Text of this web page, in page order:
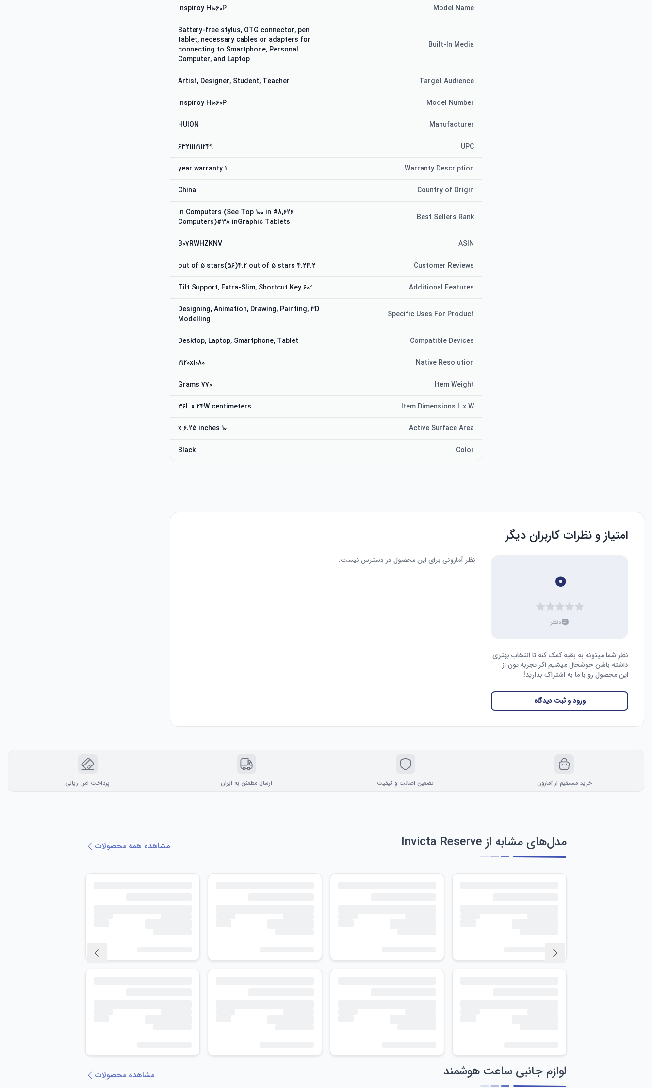
Model Name
Inspiroy H1060P
Built-In Media
Battery-free stylus, OTG connector, pen
tablet, necessary cables or adapters for
connecting to Smartphone, Personal
Computer, and Laptop
Target Audience
Artist, Designer, Student, Teacher
Model Number
Inspiroy H1060P
Manufacturer
HUION
UPC
632111191249
Warranty Description
1 year warranty
Country of Origin
China
Best Sellers Rank
#8,626 in Computers (See Top 100 in
Computers)#38 inGraphic Tablets
ASIN
B07RWHZKNV
Customer Reviews
4.24.2 out of 5 stars(56)4.2 out of 5 stars
Additional Features
60° Tilt Support, Extra-Slim, Shortcut Key
Specific Uses For Product
Designing, Animation, Drawing, Painting, 3D
Modelling
Compatible Devices
Desktop, Laptop, Smartphone, Tablet
Native Resolution
1920x1080
Item Weight
770 Grams
Item Dimensions L x W
36L x 24W centimeters
Active Surface Area
10 x 6.25 inches
Color
Black
امتیاز و نظرات کاربران دیگر
۰
۰نظر
نظر شما میتونه به بقیه کمک کنه تا انتخاب بهتری
داشته باشن خوشحال میشیم اگر تجربه تون از
این محصول رو با ما به اشتراک بذارید!
ورود و ثبت دیدگاه
نظر آمازونی برای این محصول در دسترس نیست.
خرید مستقیم از آمازون تضمین اصالت و کیفیت ارسال مطمئن به ایران پرداخت امن ریالی
مدل‌های مشابه از Invicta Reserve مشاهده همه محصولات
لوازم جانبی ساعت هوشمند مشاهده محصولات